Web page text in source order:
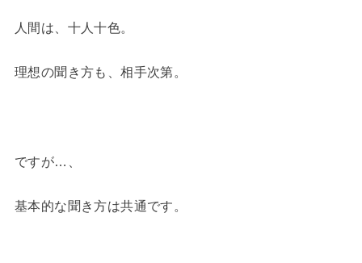
人間は、十人十色。
理想の聞き方も、相手次第。
ですが…、
基本的な聞き方は共通です。